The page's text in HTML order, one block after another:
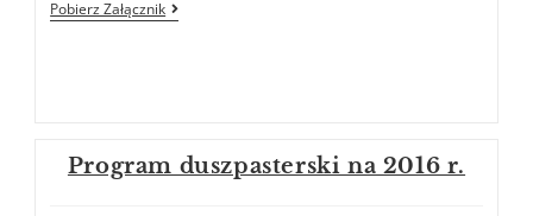
Pobierz Załącznik
Program duszpasterski na 2016 r.